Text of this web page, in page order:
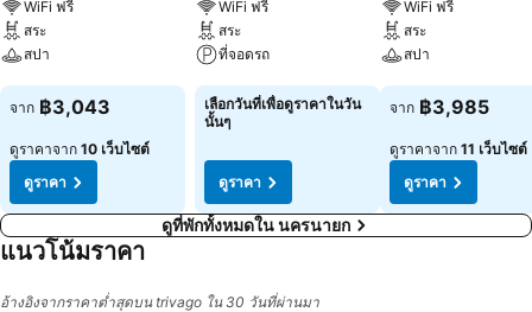
WiFi ฟรี
สระ
สปา
ดูราคา
จาก ฿3,043
ดูราคาจาก 10 เว็บไซต์
ดูราคา
WiFi ฟรี
สระ
ที่จอดรถ
ดูราคา
เลือกวันที่เพื่อดูราคาในวัน
นั้นๆ
ดูราคา
WiFi ฟรี
สระ
สปา
ดูราคา
จาก ฿3,985
ดูราคาจาก 11 เว็บไซต์
ดูราคา
ดูที่พักทั้งหมดใน นครนายก
แนวโน้มราคา
อ้างอิงจากราคาต่ำสุดบน trivago ใน 30 วันที่ผ่านมา